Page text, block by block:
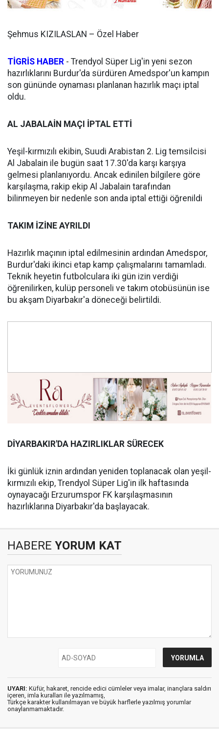
Şehmus KIZILASLAN – Özel Haber
TİGRİS HABER - Trendyol Süper Lig'in yeni sezon
hazırlıklarını Burdur'da sürdüren Amedspor'un kampın
son gününde oynaması planlanan hazırlık maçı iptal
oldu.
AL JABALAİN MAÇI İPTAL ETTİ
Yeşil-kırmızılı ekibin, Suudi Arabistan 2. Lig temsilcisi
Al Jabalain ile bugün saat 17.30'da karşı karşıya
gelmesi planlanıyordu. Ancak edinilen bilgilere göre
karşılaşma, rakip ekip Al Jabalain tarafından
bilinmeyen bir nedenle son anda iptal ettiği öğrenildi
TAKIM İZİNE AYRILDI
Hazırlık maçının iptal edilmesinin ardından Amedspor,
Burdur'daki ikinci etap kamp çalışmalarını tamamladı.
Teknik heyetin futbolculara iki gün izin verdiği
öğrenilirken, kulüp personeli ve takım otobüsünün ise
bu akşam Diyarbakır'a döneceği belirtildi.
DİYARBAKIR'DA HAZIRLIKLAR SÜRECEK
İki günlük iznin ardından yeniden toplanacak olan yeşil-
kırmızılı ekip, Trendyol Süper Lig'in ilk haftasında
oynayacağı Erzurumspor FK karşılaşmasının
hazırlıklarına Diyarbakır'da başlayacak.
HABERE YORUM KAT
UYARI: Küfür, hakaret, rencide edici cümleler veya imalar, inançlara saldırı
içeren, imla kuralları ile yazılmamış,
Türkçe karakter kullanılmayan ve büyük harflerle yazılmış yorumlar
onaylanmamaktadır.